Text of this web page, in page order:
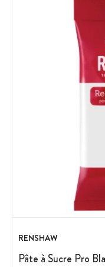
RENSHAW
Pâte à Sucre Pro